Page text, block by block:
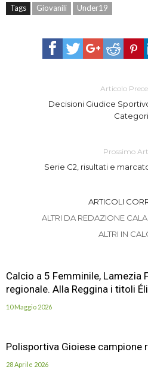
Tags Giovanili Under19
Articolo
Decisioni Giudice
Prossimo
Serie C2, risultati e
ARTICOLI
ALTRI DA REDAZIONE
ALTRI IN
Calcio a 5 Femminile, Lamezia
regionale. Alla Reggina i titoli
10 Maggio 2026
Polisportiva Gioiese campione
28 Aprile 2026